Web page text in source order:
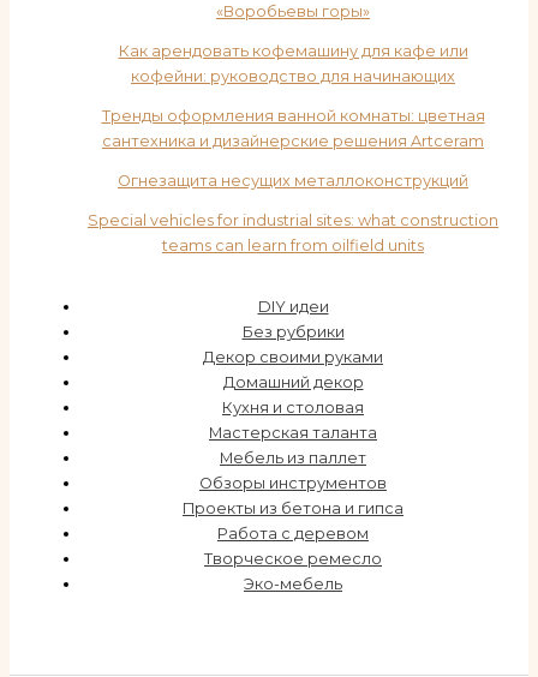
«Воробьевы горы»
Как арендовать кофемашину для кафе или
кофейни: руководство для начинающих
Тренды оформления ванной комнаты: цветная
сантехника и дизайнерские решения Artceram
Огнезащита несущих металлоконструкций
Special vehicles for industrial sites: what construction
teams can learn from oilfield units
DIY идеи
Без рубрики
Декор своими руками
Домашний декор
Кухня и столовая
Мастерская таланта
Мебель из паллет
Обзоры инструментов
Проекты из бетона и гипса
Работа с деревом
Творческое ремесло
Эко-мебель